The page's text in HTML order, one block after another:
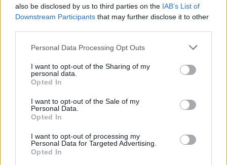
also be disclosed by us to third parties on the IAB’s List of
Downstream Participants that may further disclose it to other
Personal Data Processing Opt Outs
I want to opt-out of the Sharing of my
personal data.
Opted In
I want to opt-out of the Sale of my
Personal Data.
Opted In
I want to opt-out of processing my
Personal Data for Targeted Advertising.
Opted In
αυτού του πλαισίου, ο πρωθυπουργός συγκεντρώνει
τις περισσότερες προτιμήσεις (28%), ενώ ακολουθεί
δεύτερος, ο Αλέξης Τσίπρας με 18% και με σημαντική
απόσταση η Μαρία Καρυστιανού (6%), ο Νίκος
Ανδρουλάκης και ο Κυριάκος Βελόπουλος.
διατηρεί την πρώτη θέση στην πρόθεση ψήφου με
25%, ενώ στη δεύτερη εδραιώνεται η ΕΛΑΣ με 15,5%,
ενισχυμένη σε σχέση με την προηγούμενη
καταγραφή. Το ΠΑΣΟΚ παραμένει στο 8,5%, ενώ για